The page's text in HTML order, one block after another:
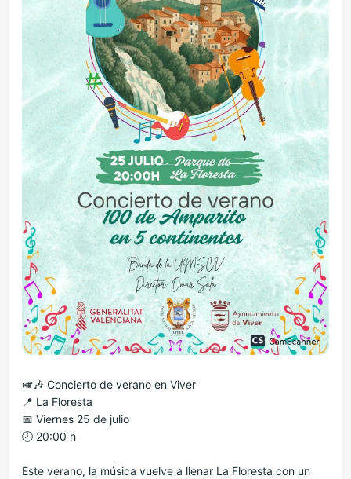
🎺🎶 Concierto de verano en Viver
📍 La Floresta
📅 Viernes 25 de julio
🕗 20:00 h
Este verano, la música vuelve a llenar La Floresta con un